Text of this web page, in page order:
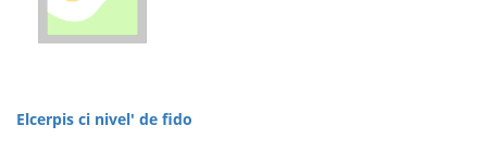
Elcerpis ci nivel' de fido